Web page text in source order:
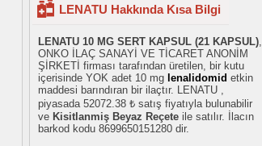
LENATU Hakkında Kısa Bilgi
LENATU 10 MG SERT KAPSUL (21 KAPSUL),
ONKO İLAÇ SANAYİ VE TİCARET ANONİM
ŞİRKETİ firması tarafından üretilen, bir kutu
içerisinde YOK adet 10 mg lenalidomid etkin
maddesi barındıran bir ilaçtır. LENATU ,
piyasada 52072.38 ₺ satış fiyatıyla bulunabilir
ve Kisitlanmiş Beyaz Reçete ile satılır. İlacın
barkod kodu 8699650151280 dir.